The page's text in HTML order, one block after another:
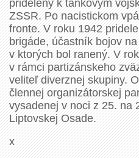
pridelený k tankovým
ZSSR. Po nacistickom
fronte. V roku 1942
brigáde, účastník bojov
v ktorých bol ranený. V
v rámci partizánskeho
veliteľ diverznej skupiny.
člennej organizátorskej
vysadenej v noci z 25. na
Liptovskej Osade.
x